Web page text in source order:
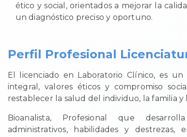
ético y social, orientados a mejorar la
un diagnóstico preciso y oportuno.
Perfil Profesional
El licenciado en Laboratorio Clínico, es
integral, valores éticos y compromiso
restablecer la salud del individuo, la familia y
Bioanalista, Profesional que
administrativos, habilidades y destrezas,